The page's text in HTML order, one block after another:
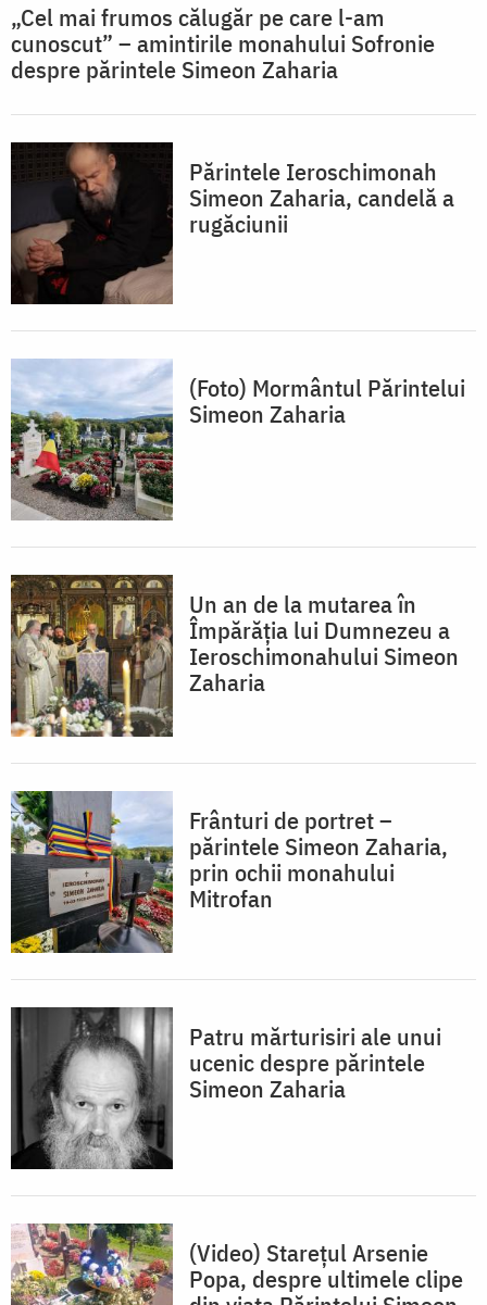
„Cel mai frumos călugăr pe care l-am
cunoscut” – amintirile monahului Sofronie
despre părintele Simeon Zaharia
Părintele Ieroschimonah
Simeon Zaharia, candelă a
rugăciunii
(Foto) Mormântul Părintelui
Simeon Zaharia
Un an de la mutarea în
Împărăția lui Dumnezeu a
Ieroschimonahului Simeon
Zaharia
Frânturi de portret –
părintele Simeon Zaharia,
prin ochii monahului
Mitrofan
Patru mărturisiri ale unui
ucenic despre părintele
Simeon Zaharia
(Video) Starețul Arsenie
Popa, despre ultimele clipe